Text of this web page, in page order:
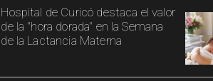
Hospital de Curicó destaca el valor
de la "hora dorada" en la Semana
de la Lactancia Materna